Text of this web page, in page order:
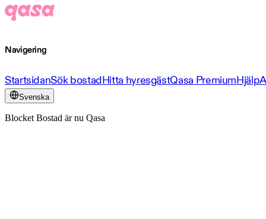
Navigering
StartsidanSök bostadHitta hyresgästQasa PremiumHjälp
Svenska
Blocket Bostad är nu Qasa